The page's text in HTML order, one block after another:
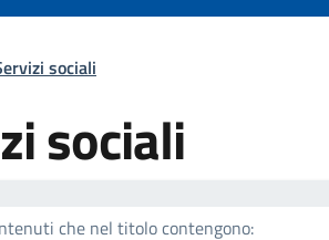
di pane
sociali
sociali
che nel titolo contengono: